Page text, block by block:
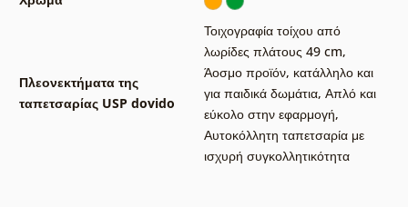
Πλεονεκτήματα της
ταπετσαρίας USP dovido
Τοιχογραφία τοίχου από
λωρίδες πλάτους 49 cm,
Άοσμο προϊόν, κατάλληλο και
για παιδικά δωμάτια, Απλό και
εύκολο στην εφαρμογή,
Αυτοκόλλητη ταπετσαρία με
ισχυρή συγκολλητικότητα